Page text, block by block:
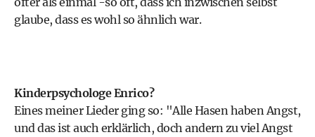
glaube, dass es wohl so ähnlich war.
Kinderpsychologe Enrico?
Eines meiner Lieder ging so: "Alle Hasen haben Angst,
und das ist auch erklärlich, doch andern zu viel Angst